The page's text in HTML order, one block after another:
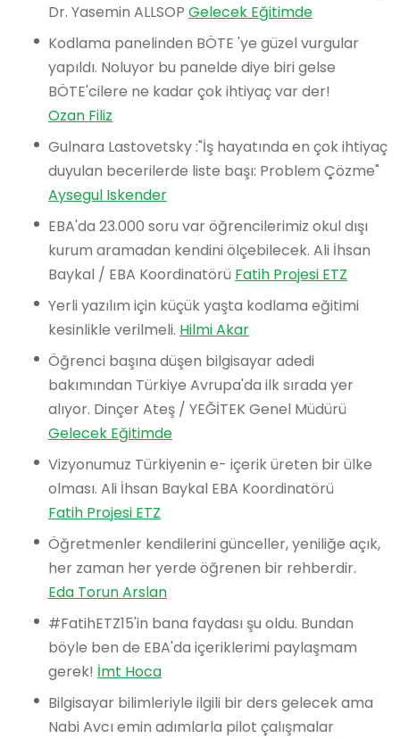
Dr. Yasemin ALLSOP Gelecek Eğitimde
Kodlama panelinden BÖTE 'ye güzel vurgular
yapıldı. Noluyor bu panelde diye biri gelse
BÖTE'cilere ne kadar çok ihtiyaç var der!
Ozan Filiz
Gulnara Lastovetsky :"İş hayatında en çok ihtiyaç
duyulan becerilerde liste başı: Problem Çözme"
Aysegul Iskender
EBA'da 23.000 soru var öğrencilerimiz okul dışı
kurum aramadan kendini ölçebilecek. Ali İhsan
Baykal / EBA Koordinatörü Fatih Projesi ETZ
Yerli yazılım için küçük yaşta kodlama eğitimi
kesinlikle verilmeli. Hilmi Akar
Öğrenci başına düşen bilgisayar adedi
bakımından Türkiye Avrupa'da ilk sırada yer
alıyor. Dinçer Ateş / YEĞİTEK Genel Müdürü
Gelecek Eğitimde
Vizyonumuz Türkiyenin e- içerik üreten bir ülke
olması. Ali İhsan Baykal EBA Koordinatörü
Fatih Projesi ETZ
Öğretmenler kendilerini günceller, yeniliğe açık,
her zaman her yerde öğrenen bir rehberdir.
Eda Torun Arslan
#FatihETZ15'in bana faydası şu oldu. Bundan
böyle ben de EBA'da içeriklerimi paylaşmam
gerek! İmt Hoca
Bilgisayar bilimleriyle ilgili bir ders gelecek ama
Nabi Avcı emin adımlarla pilot çalışmalar